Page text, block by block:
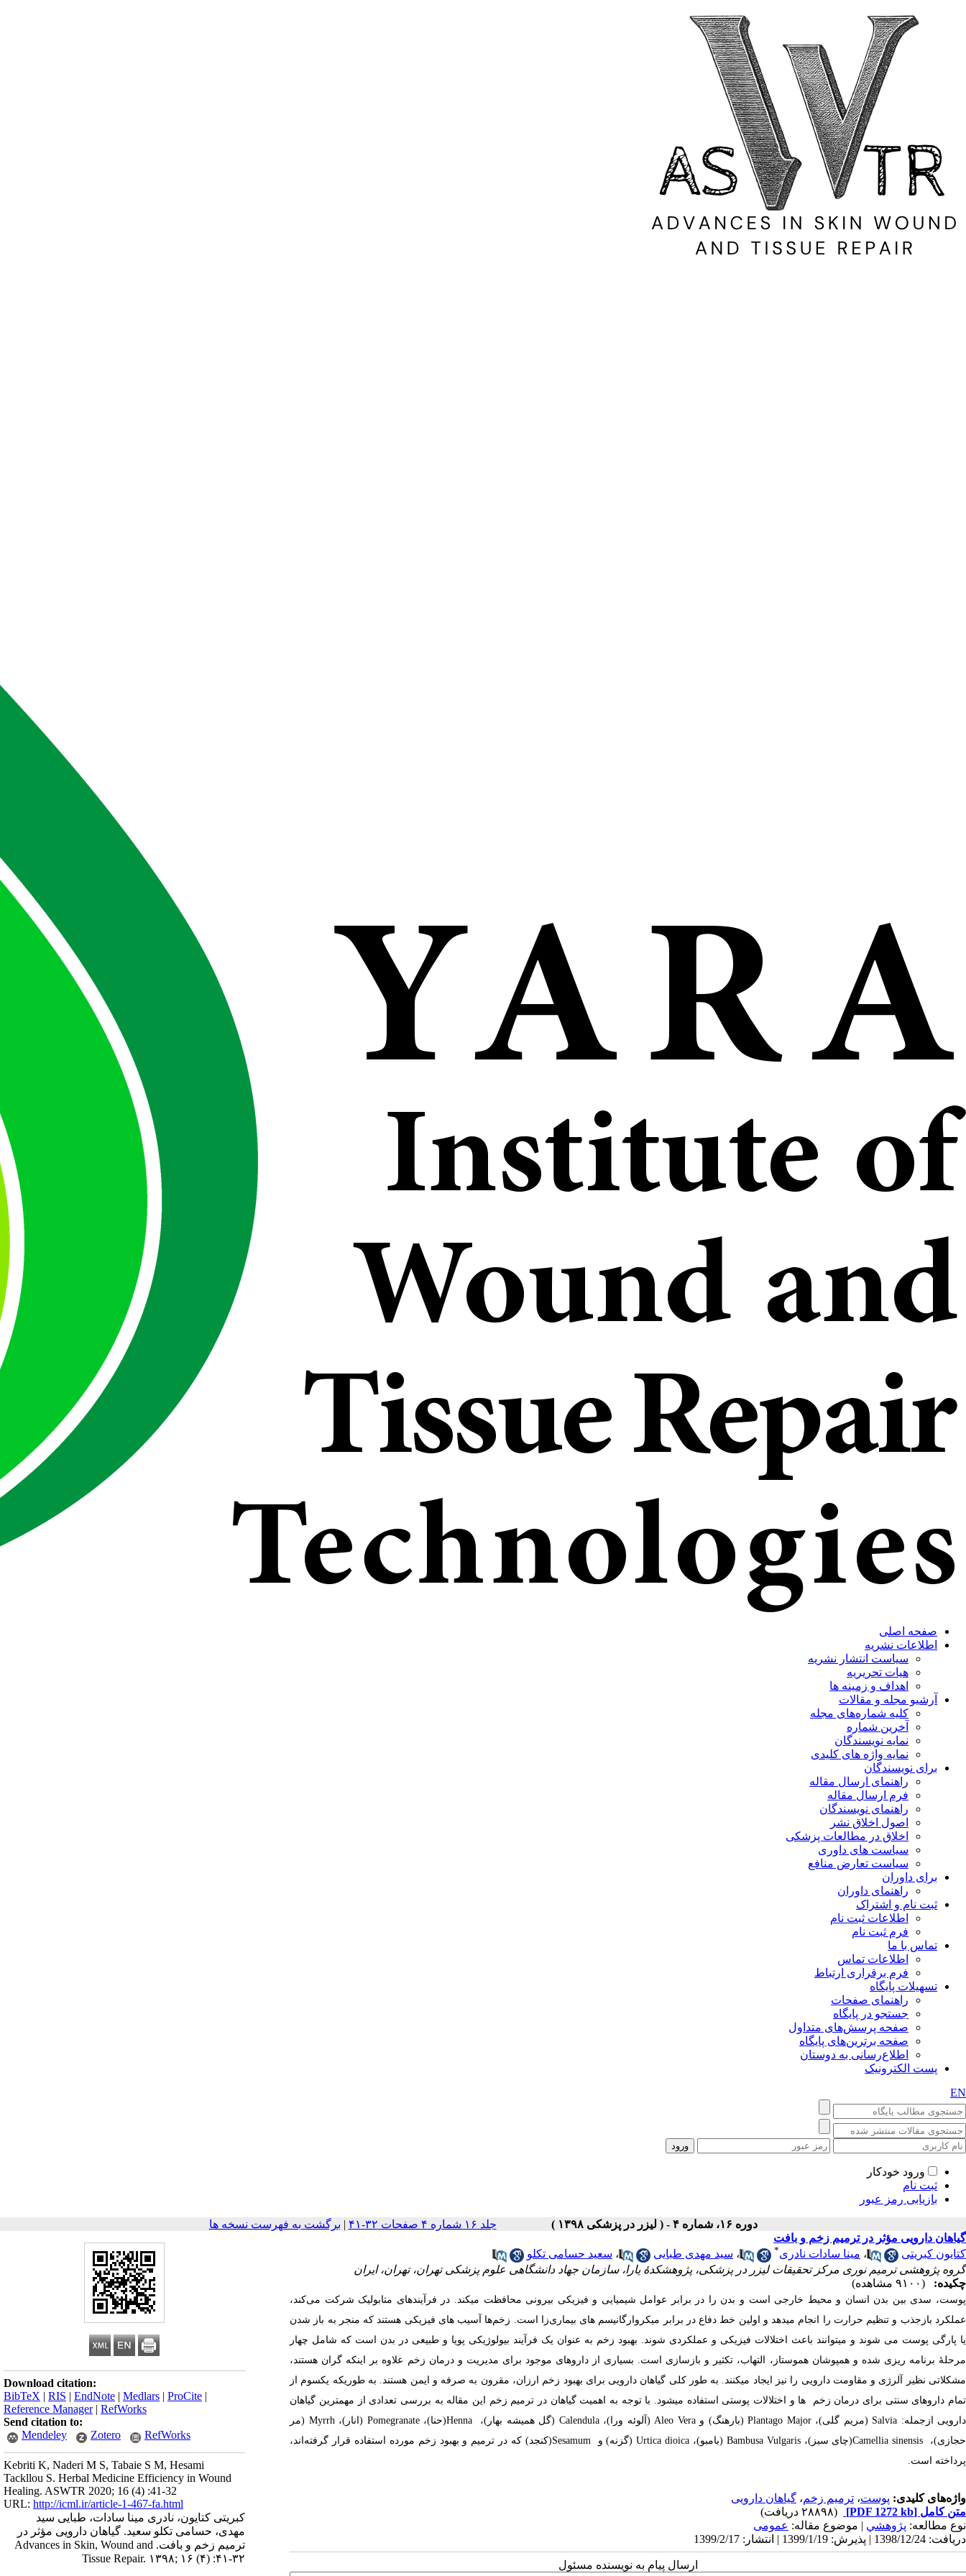
صفحه اصلی
اطلاعات نشریه
سیاست انتشار نشریه
هیات تحریریه
اهداف و زمینه ها
آرشیو مجله و مقالات
کلیه شماره‌های مجله
آخرین شماره
نمایه نویسندگان
نمایه واژه های کلیدی
برای نویسندگان
راهنمای ارسال مقاله
فرم ارسال مقاله
راهنمای نویسندگان
اصول اخلاق نشر
اخلاق در مطالعات پزشکی
سیاست های داوری
سیاست تعارض منافع
برای داوران
راهنمای داوران
ثبت نام و اشتراک
اطلاعات ثبت نام
فرم ثبت نام
تماس با ما
اطلاعات تماس
فرم برقراری ارتباط
تسهیلات پایگاه
راهنمای صفحات
جستجو در پایگاه
صفحه پرسش‌های متداول
صفحه برترین‌های پایگاه
اطلاع‌رسانی به دوستان
پست الکترونیک
EN
ورود خودکار
ثبت نام
بازیابی رمز عبور
دوره ۱۶، شماره ۴ - ( لیزر در پزشکی ۱۳۹۸ ) جلد ۱۶ شماره ۴ صفحات ۳۲-۴۱ | برگشت به فهرست نسخه ها
Download citation:
BibTeX | RIS | EndNote | Medlars | ProCite |
Reference Manager| RefWorks
Send citation to:
Mendeley
Zotero RefWorks
Kebriti K, Naderi M S, Tabaie S M, Hesami
Tackllou S. Herbal Medicine Efficiency in Wound
Healing. ASWTR 2020; 16 (4) :41-32
URL: http://icml.ir/article-1-467-fa.html
کبریتی کتایون، نادری مینا سادات، طبایی سید
مهدی، حسامی تکلو سعید. گیاهان دارویی مؤثر در
ترمیم زخم و بافت. Advances in Skin, Wound and
Tissue Repair. ۱۳۹۸; ۱۶ (۴) :۴۱-۳۲
گیاهان دارویی مؤثر در ترمیم زخم و بافت
کتایون کبریتی
، مینا سادات نادری* ، سید مهدی طبایی ، سعید حسامی تکلو
گروه پژوهشی ترمیم نوری مرکز تحقیقات لیزر در پزشکی، پژوهشکدۀ یارا، سازمان جهاد دانشگاهی علوم پزشکی تهران، تهران، ایران
چکیده:
(۹۱۰۰ مشاهده)
پوست، سدی بین بدن انسان و محیط خارجی است و بدن را در برابر عوامل شیمیایی و فیزیکی بیرونی محافظت می­کند. در فرآیندهای متابولیک شرکت می­‌کند،
عملکرد بازجذب و تنظیم حرارت را انجام می­دهد و اولین خط دفاع در برابر میکروارگانیسم ­های بیماری­‌زا است. زخم‌­ها آسیب­ های فیزیکی هستند که منجر به باز شدن
یا پارگی پوست می­ شوند و می­توانند باعث اختلالات فیزیکی و عملکردی شوند
بهبود زخم به ­عنوان یک فرآیند بیولوژیکی پویا و طبیعی در بدن است که شامل چهار
مرحلۀ برنامه ­ریزی­ شده و همپوشان هموستاز، التهاب، تکثیر و بازسازی است. بسیاری از داروهای موجود برای مدیریت و درمان زخم علاوه ­بر اینکه گران هستند،
مشکلاتی نظیر آلرژی و مقاومت دارویی را نیز ایجاد می­کنند. به­ طور­ کلی گیاهان دارویی برای بهبود زخم ارزان، مقرون به صرفه و ایمن هستند. به ­طوری­که یک­سوم از
تمام داروهای سنتی برای درمان زخم ­ها و اختلالات پوستی استفاده می­شود. با توجه به اهمیت گیاهان در ترمیم زخم این مقاله به بررسی تعدادی از مهم­ترین گیاهان
دارویی از­جمله: Salvia (مریم گلی)،Plantago Major(بارهنگ) وAleo Vera (آلوئه ورا)،Calendula (گل همیشه بهار)، Henna(حنا)،Pomegranate (انار)، Myrrh (مر
حجازی)، Camellia sinensis(چای سبز)،Bambusa Vulgaris (بامبو)، Urtica dioica(گزنه) و Sesamum(کنجد) که در ترمیم و بهبود زخم مورده استفاده قرار گرفته‌اند،
پرداخته است.
واژه‌های کلیدی: پوست، ترمیم زخم، گیاهان دارویی
متن کامل [PDF 1272 kb]
(۲۸۸۹۸ دریافت)
نوع مطالعه: پژوهشي | موضوع مقاله: عمومى
دریافت: 1398/12/24 | پذیرش: 1399/1/19 | انتشار: 1399/2/17
ارسال پیام به نویسنده مسئول